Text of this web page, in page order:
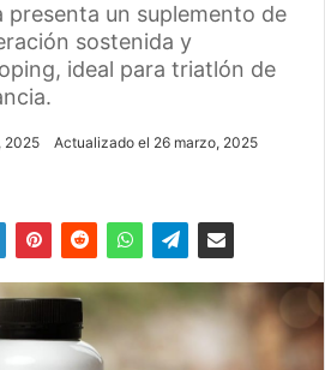
presenta un suplemento de
sostenida y
ideal para triatlón de
2025 Actualizado el 26 marzo, 2025